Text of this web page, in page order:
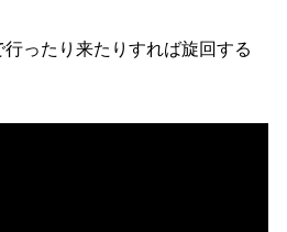
行ったり来たりすれば旋回する